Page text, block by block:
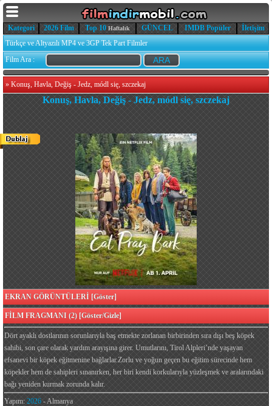
Kategori 2026 Film Top 10 Haftalık GÜNCEL IMDB Popüler
İletişim
Türkçe ve Altyazılı MP4 ve 3GP Tek Part Filmler
Film Ara :
» Konuş, Havla, Değiş - Jedz, módl się, szczekaj
Konuş, Havla, Değiş - Jedz, módl się, szczekaj
EKRAN GÖRÜNTÜLERİ [Göster]
FİLM FRAGMANI (2) [Göster/Gizle]
Dört ayaklı dostlarının sorunlarıyla baş etmekte zorlanan birbirinden sıra dışı beş köpek
sahibi, son çare olarak yardım arayışına girer. Umutlarını, Tirol Alpleri’nde yaşayan
efsanevi bir köpek eğitmenine bağlarlar.Zorlu ve yoğun geçen bu eğitim sürecinde hem
köpekler hem de sahipleri sınanırken, her biri kendi korkularıyla yüzleşmek ve aralarındaki
bağı yeniden kurmak zorunda kalır.
Yapım: 2026 - Almanya